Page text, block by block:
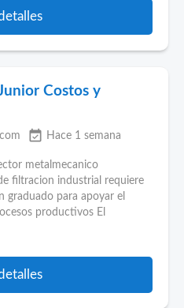
Costos y
event_available Hace 1 semana
metalmecanico
filtracion industrial requiere
graduado para apoyar el
productivos El